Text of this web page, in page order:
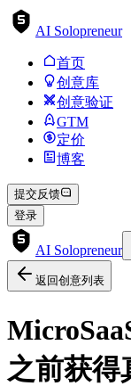
AI Solopreneur
首页
创意库
创意验证
GTM
定价
博客
提交反馈
登录
AI Solopreneur
返回创意列表
之前获得